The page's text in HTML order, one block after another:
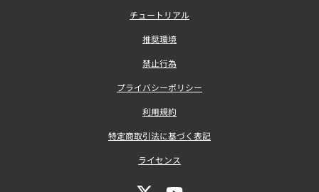
チュートリアル
推奨環境
禁止行為
プライバシーポリシー
利用規約
特定商取引法に基づく表記
ライセンス